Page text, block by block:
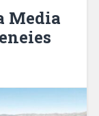
Media